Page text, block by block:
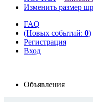
Изменить размер
FAQ
(Новых событий: 0)
Регистрация
Вход
Объявления